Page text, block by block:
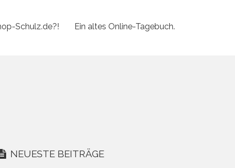
Schulz.de?! Ein altes Online-Tagebuch.
NEUESTE BEITRÄGE